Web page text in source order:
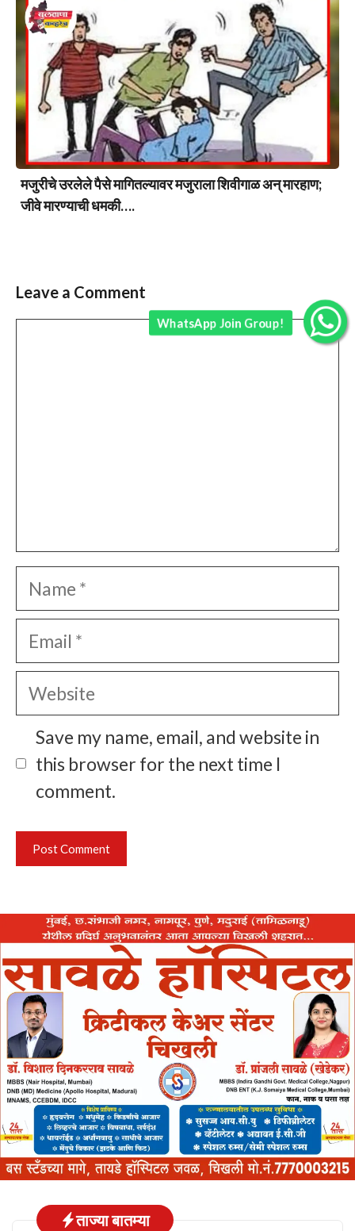
मजुरीचे उरलेले पैसे मागितल्यावर मजुराला शिवीगाळ अन् मारहाण;
जीवे मारण्याची धमकी….
Leave a Comment
Name
Email
Website
Save my name, email, and website in
this browser for the next time I
comment.
ताज्या बातम्या
WhatsApp Join Group!